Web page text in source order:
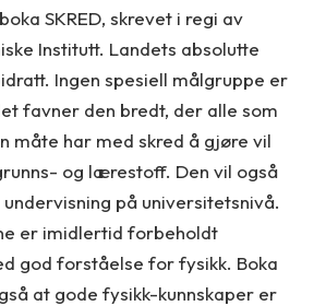
SKRED, skrevet i regi av
Institutt. Landets absolutte
Ingen spesiell målgruppe er
favner den bredt, der alle som
måte har med skred å gjøre vil
og lærestoff. Den vil også
undervisning på universitetsnivå.
er imidlertid forbeholdt
god forståelse for fysikk. Boka
at gode fysikk-kunnskaper er